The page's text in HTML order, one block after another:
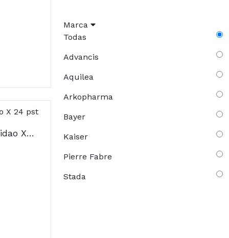
Cantadrill Pst Rouquidao X 24 pst
Marca
Todas
Advancis
Aquilea
Arkopharma
Bayer
Kaiser
Pierre Fabre
Stada